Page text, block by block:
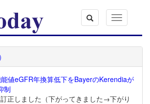
Toggle
navigation
値eGFR年換算低下をBayerのKerendiaが
制
訂正しました（下がってきました→下がり